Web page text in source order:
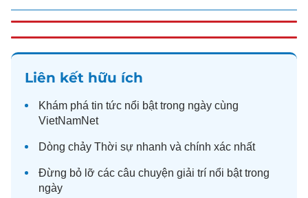
Liên kết hữu ích
Khám phá tin tức nổi bật trong ngày cùng
VietNamNet
Dòng chảy Thời sự nhanh và chính xác nhất
Đừng bỏ lỡ các câu chuyện giải trí nổi bật trong
ngày